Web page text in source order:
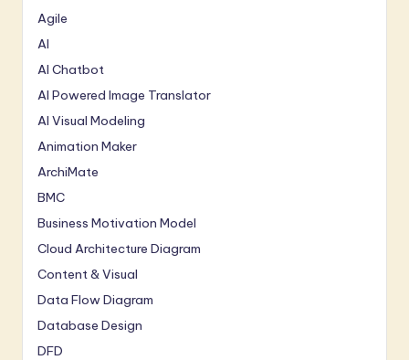
Agile
AI
AI Chatbot
AI Powered Image Translator
AI Visual Modeling
Animation Maker
ArchiMate
BMC
Business Motivation Model
Cloud Architecture Diagram
Content & Visual
Data Flow Diagram
Database Design
DFD